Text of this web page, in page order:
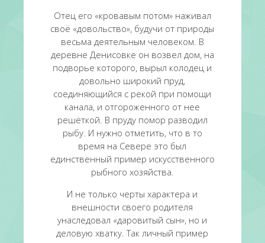
Отец его «кровавым потом» наживал
своё «довольство», будучи от природы
весьма деятельным человеком. В
деревне Денисовке он возвел дом, на
подворье которого, вырыл колодец и
довольно широкий пруд,
соединяющийся с рекой при помощи
канала, и отгороженного от нее
решёткой. В пруду помор разводил
рыбу. И нужно отметить, что в то
время на Севере это был
единственный пример искусственного
рыбного хозяйства.
И не только черты характера и
внешности своего родителя
унаследовал «даровитый сын», но и
деловую хватку. Так личный пример